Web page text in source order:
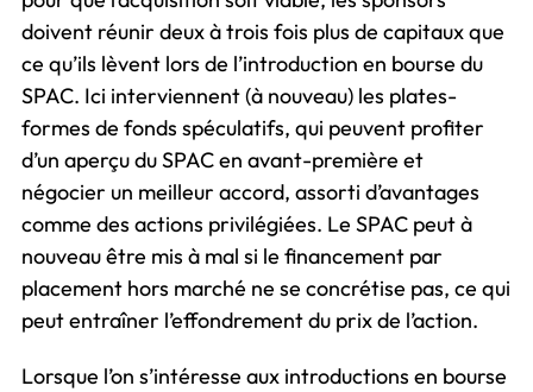
doivent réunir deux à trois fois plus de capitaux que
ce qu’ils lèvent lors de l’introduction en bourse du
SPAC. Ici interviennent (à nouveau) les plates-
formes de fonds spéculatifs, qui peuvent profiter
d’un aperçu du SPAC en avant-première et
négocier un meilleur accord, assorti d’avantages
comme des actions privilégiées. Le SPAC peut à
nouveau être mis à mal si le financement par
placement hors marché ne se concrétise pas, ce qui
peut entraîner l’effondrement du prix de l’action.
Lorsque l’on s’intéresse aux introductions en bourse